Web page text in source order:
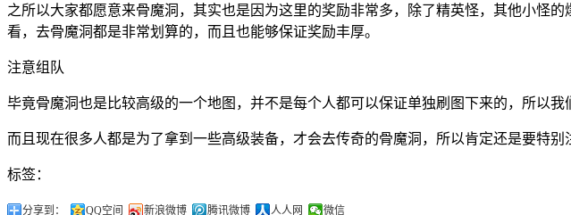
之所以大家都愿意来骨魔洞，其实也是因为这里的奖励非常多，除了精英怪，其他小怪
看，去骨魔洞都是非常划算的，而且也能够保证奖励丰厚。
注意组队
毕竟骨魔洞也是比较高级的一个地图，并不是每个人都可以保证单独刷图下来的，所以我
而且现在很多人都是为了拿到一些高级装备，才会去传奇的骨魔洞，所以肯定还是要特
标签：
分享到： QQ空间 新浪微博 腾讯微博 人人网 微信